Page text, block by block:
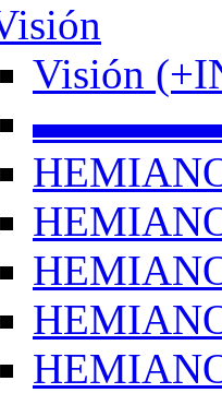
Visión